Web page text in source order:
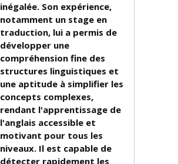
inégalée. Son expérience,
notamment un stage en
traduction, lui a permis de
développer une
compréhension fine des
structures linguistiques et
une aptitude à simplifier les
concepts complexes,
rendant l'apprentissage de
l'anglais accessible et
motivant pour tous les
niveaux. Il est capable de
détecter rapidement les